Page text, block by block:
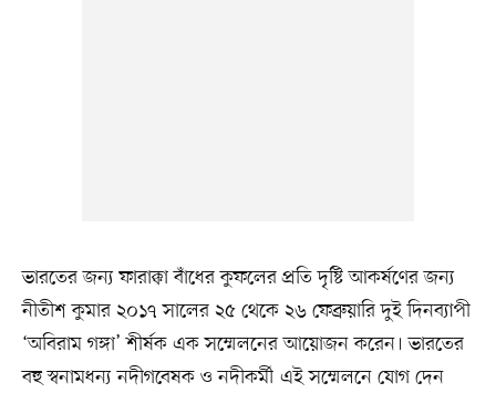
ভারতের জন্য ফারাক্কা বাঁধের কুফলের প্রতি দৃষ্টি আকর্ষণের জন্য
নীতীশ কুমার ২০১৭ সালের ২৫ থেকে ২৬ ফেব্রুয়ারি দুই দিনব্যাপী
‘অবিরাম গঙ্গা’ শীর্ষক এক সম্মেলনের আয়োজন করেন। ভারতের
বহু স্বনামধন্য নদীগবেষক ও নদীকর্মী এই সম্মেলনে যোগ দেন